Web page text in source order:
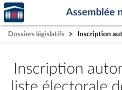
Aller au contenu
Aller en bas de la page
Accèder
à la
page
d'accueil
Assemblée
Dossiers législatifs
Inscription
liste électorale